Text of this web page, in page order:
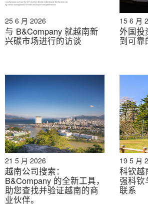
越南 Kochi 支持中心 – 联
B&Company 越南
胡志明市新亭区奠边府 181 号阳英大
电话：+84 24 3633 0847（日语和越
电子邮件：kochisupportdesk@b-
网站：https://b-company.jp/
25 6 月 2026
与 B&Company 就越南新
兴碳市场进行的访谈
15 6 月
外国投
到可靠
21 5 月 2026
越南公司搜索：
B&Company 的全新工具，
助您查找并验证越南的商
业伙伴。
19 5 月
科钦越
强科钦
联系